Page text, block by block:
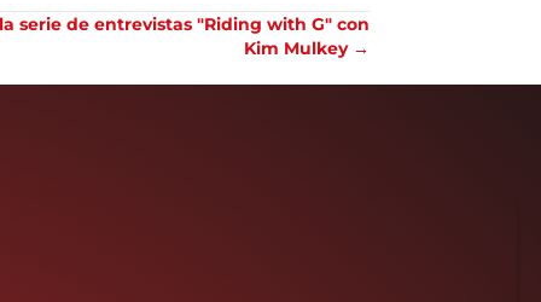
serie de entrevistas "Riding with G" con
Kim Mulkey →